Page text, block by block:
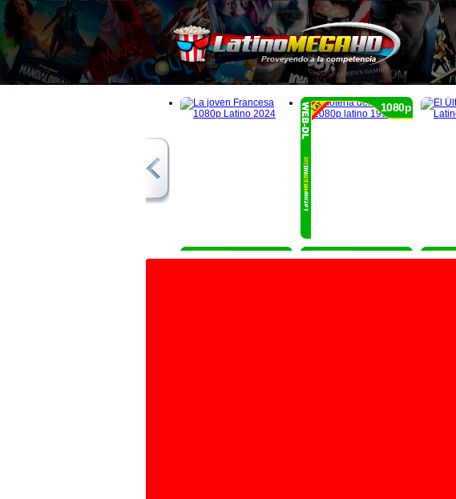
1080p
1080p 1080p